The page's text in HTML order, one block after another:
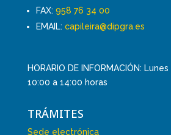
FAX: 958 76 34 00
EMAIL: capileira@dipgra.es
HORARIO DE INFORMACIÓN:
10:00 a 14:00 horas
TRÁMITES
Sede electrónica